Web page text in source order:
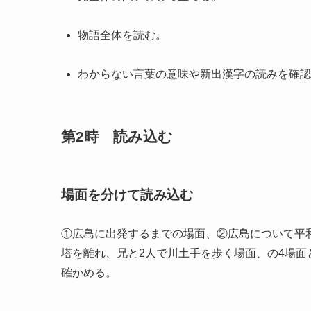
物語全体を読む。
わからない言葉の意味や新出漢字の読みを確
第2時 読み込む
場面を分けて読み込む
①広島に出発するまでの場面、②広島について
塔を離れ、兄と2人で川土手を歩く場面、の4場
確かめる。